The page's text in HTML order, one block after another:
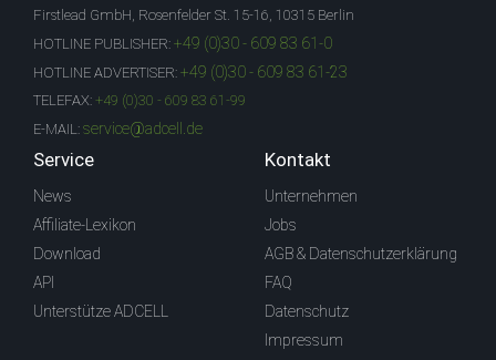
Firstlead GmbH, Rosenfelder St. 15-16, 10315 Berlin
HOTLINE PUBLISHER: +49 (0)30 - 609 83 61-0
HOTLINE ADVERTISER: +49 (0)30 - 609 83 61-23
TELEFAX: +49 (0)30 - 609 83 61-99
E-MAIL: service@adcell.de
Service
News
Affiliate-Lexikon
Download
API
Unterstütze ADCELL
Kontakt
Unternehmen
Jobs
AGB & Datenschutzerklärung
FAQ
Datenschutz
Impressum